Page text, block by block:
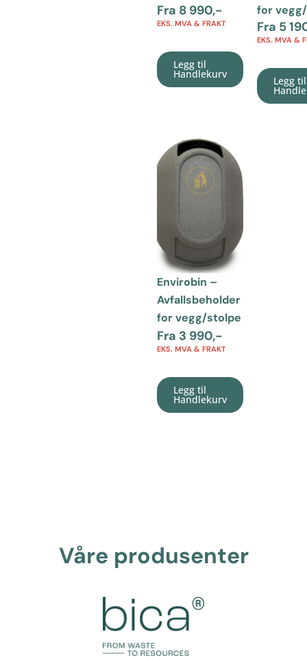
Fra 8 990,-
EKS. MVA & FRAKT
Legg til
Handlekurv
for
Fra 5
EKS. MVA &
Legg til
Envirobin –
Avfallsbeholder
for vegg/stolpe
Fra 3 990,-
EKS. MVA & FRAKT
Legg til
Handlekurv
Våre produsenter